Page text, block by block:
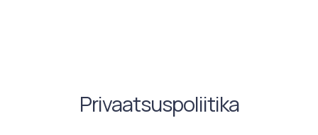
Privaatsuspoliitika